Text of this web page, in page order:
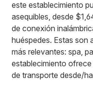
este establecimiento
asequibles, desde
de conexión
huéspedes. Estas son
más relevantes: spa,
establecimiento
de transporte desde/